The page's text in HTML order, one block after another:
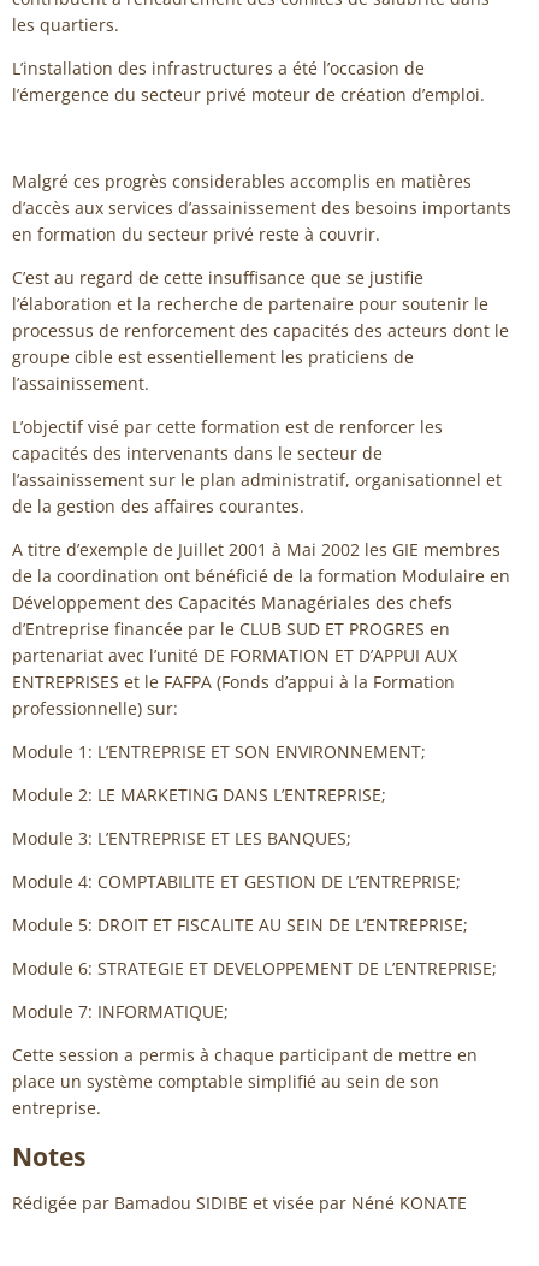
les quartiers.
L’installation des infrastructures a été l’occasion de
l’émergence du secteur privé moteur de création d’emploi.
Malgré ces progrès considerables accomplis en matières
d’accès aux services d’assainissement des besoins importants
en formation du secteur privé reste à couvrir.
C’est au regard de cette insuffisance que se justifie
l’élaboration et la recherche de partenaire pour soutenir le
processus de renforcement des capacités des acteurs dont le
groupe cible est essentiellement les praticiens de
l’assainissement.
L’objectif visé par cette formation est de renforcer les
capacités des intervenants dans le secteur de
l’assainissement sur le plan administratif, organisationnel et
de la gestion des affaires courantes.
A titre d’exemple de Juillet 2001 à Mai 2002 les GIE membres
de la coordination ont bénéficié de la formation Modulaire en
Développement des Capacités Managériales des chefs
d’Entreprise financée par le CLUB SUD ET PROGRES en
partenariat avec l’unité DE FORMATION ET D’APPUI AUX
ENTREPRISES et le FAFPA (Fonds d’appui à la Formation
professionnelle) sur:
Module 1: L’ENTREPRISE ET SON ENVIRONNEMENT;
Module 2: LE MARKETING DANS L’ENTREPRISE;
Module 3: L’ENTREPRISE ET LES BANQUES;
Module 4: COMPTABILITE ET GESTION DE L’ENTREPRISE;
Module 5: DROIT ET FISCALITE AU SEIN DE L’ENTREPRISE;
Module 6: STRATEGIE ET DEVELOPPEMENT DE L’ENTREPRISE;
Module 7: INFORMATIQUE;
Cette session a permis à chaque participant de mettre en
place un système comptable simplifié au sein de son
entreprise.
Notes
Rédigée par Bamadou SIDIBE et visée par Néné KONATE